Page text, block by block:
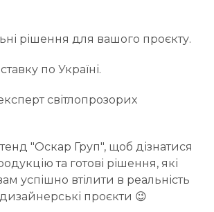
рішення для вашого проєкту.
по Україні.
світлопрозорих
"Оскар Груп", щоб дізнатися
та готові рішення, які
успішно втілити в реальність
дизайнерські проєкти 😉